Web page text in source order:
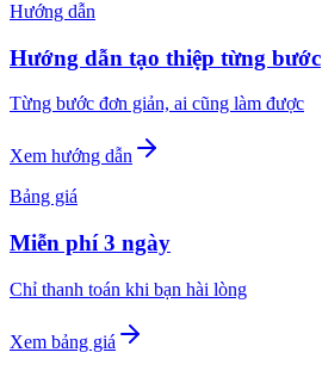
Hướng dẫn
Hướng dẫn tạo thiệp từng bước
Từng bước đơn giản, ai cũng làm được
Xem hướng dẫn
Bảng giá
Miễn phí 3 ngày
Chỉ thanh toán khi bạn hài lòng
Xem bảng giá